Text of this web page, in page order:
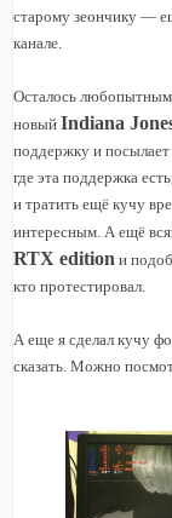
старому зеончику —
канале.
Осталось любопытным,
новый Indiana
поддержку и
где эта поддержка
и тратить ещё кучу
интересным. А ещё
RTX edition и
кто протестировал.
А еще я сделал кучу
сказать. Можно